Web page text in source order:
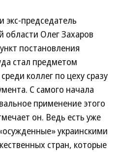
экс-председатель
области Олег Захаров
постановления
стал предметом
коллег по цеху сразу
С самого начала
применение этого
он. Ведь есть уже
украинскими
стран, которые